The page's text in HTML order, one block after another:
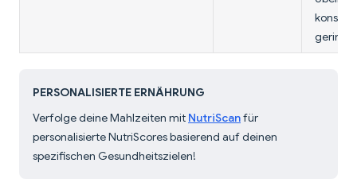
PERSONALISIERTE ERNÄHRUNG
Verfolge deine Mahlzeiten mit NutriScanfür
personalisierte NutriScores basierend auf deinen
spezifischen Gesundheitszielen!